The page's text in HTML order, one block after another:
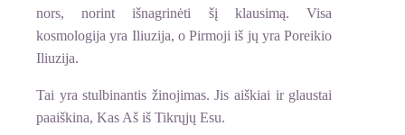
nors, norint išnagrinėti šį klausimą. Visa
kosmologija yra Iliuzija, o Pirmoji iš jų yra Poreikio
Iliuzija.
Tai yra stulbinantis žinojimas. Jis aiškiai ir glaustai
paaiškina, Kas Aš iš Tikrųjų Esu.